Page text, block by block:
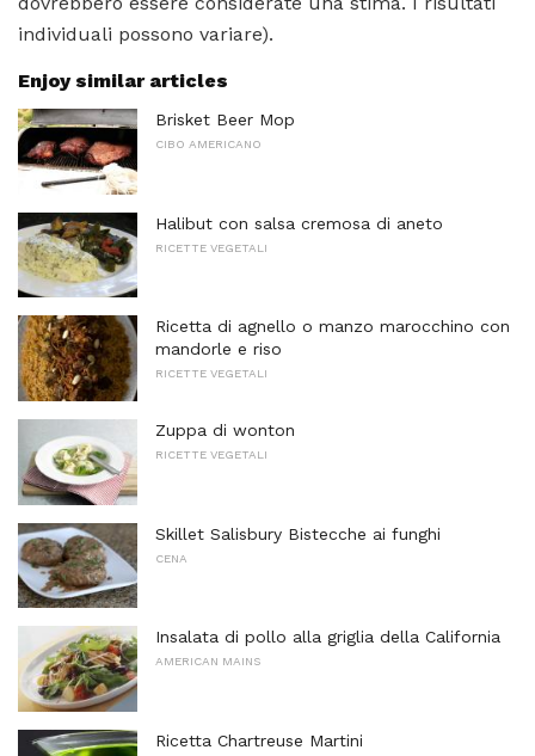
individuali possono variare).
Enjoy similar articles
Brisket Beer Mop
CIBO AMERICANO
Halibut con salsa cremosa di aneto
RICETTE VEGETALI
Ricetta di agnello o manzo marocchino con
mandorle e riso
RICETTE VEGETALI
Zuppa di wonton
RICETTE VEGETALI
Skillet Salisbury Bistecche ai funghi
CENA
Insalata di pollo alla griglia della California
AMERICAN MAINS
Ricetta Chartreuse Martini